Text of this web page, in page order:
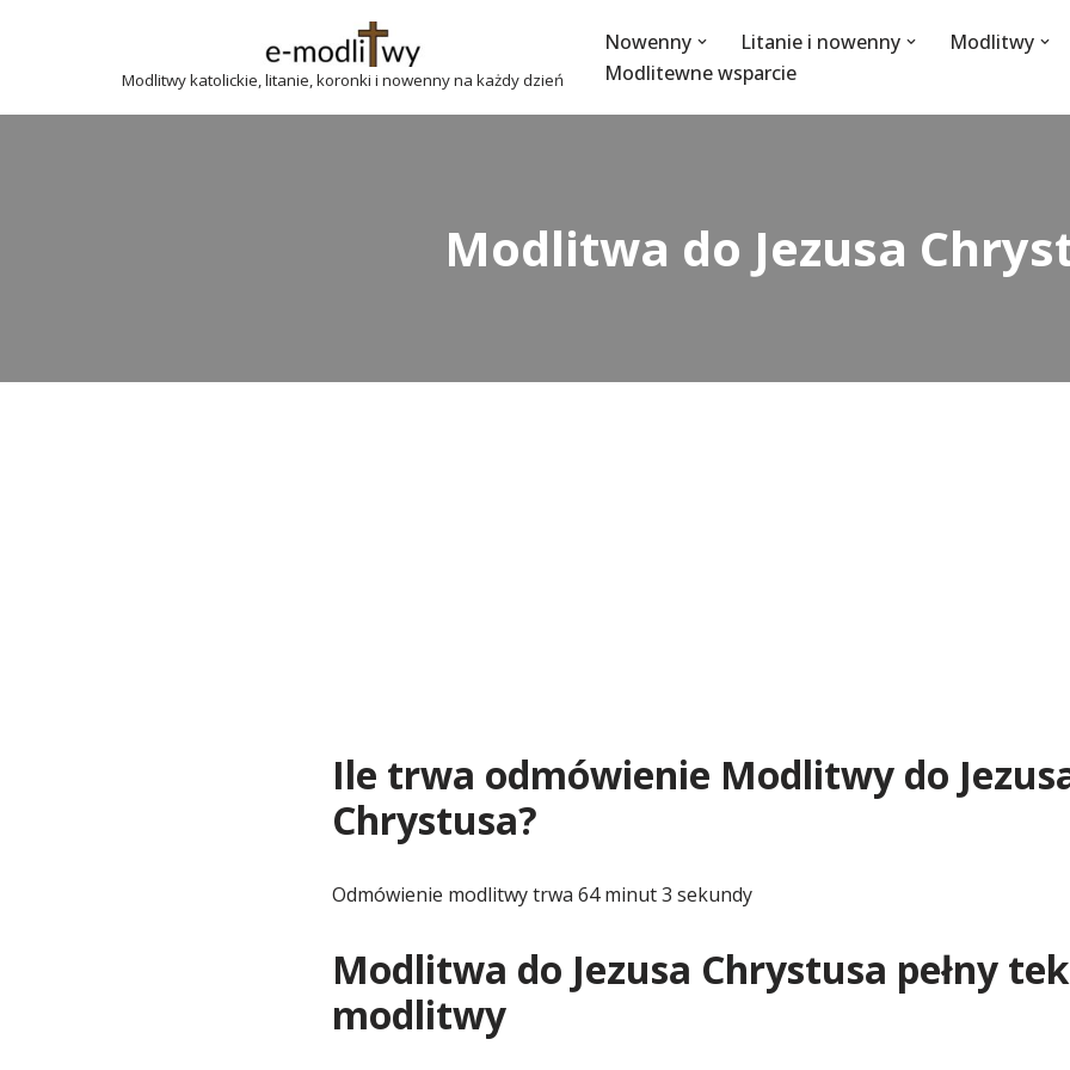
Modlitwy katolickie, litanie, koronki i nowenny na każdy dzień
Nowenny Litanie i nowenny
Modlitwy
Modlitewne wsparcie
Modlitwa do Jezusa
Ile trwa odmówienie Modlitwy do
Chrystusa?
Odmówienie modlitwy trwa 64 minut 3 sekundy
Modlitwa do Jezusa Chrystusa pełny
modlitwy